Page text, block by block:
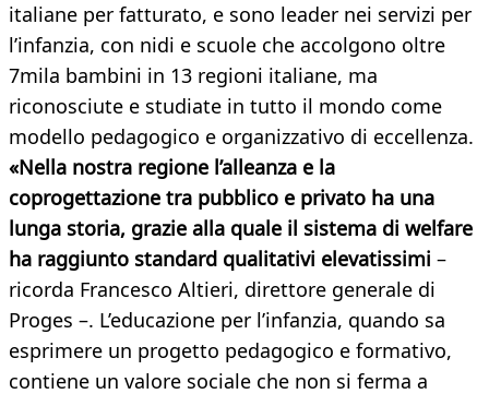
italiane per fatturato, e sono leader nei servizi per
l’infanzia, con nidi e scuole che accolgono oltre
7mila bambini in 13 regioni italiane, ma
riconosciute e studiate in tutto il mondo come
modello pedagogico e organizzativo di eccellenza.
«Nella nostra regione l’alleanza e la
coprogettazione tra pubblico e privato ha una
lunga storia, grazie alla quale il sistema di welfare
ha raggiunto standard qualitativi elevatissimi –
ricorda Francesco Altieri, direttore generale di
Proges –. L’educazione per l’infanzia, quando sa
esprimere un progetto pedagogico e formativo,
contiene un valore sociale che non si ferma a